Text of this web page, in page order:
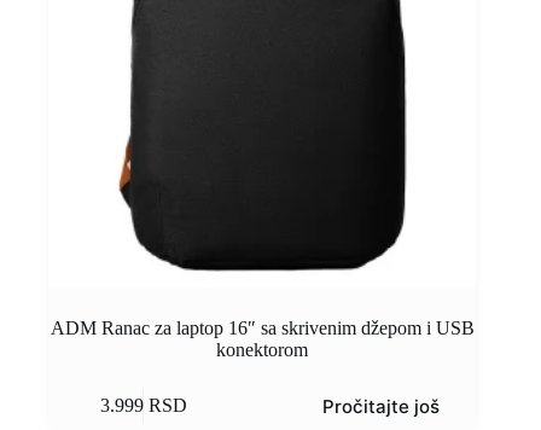
ADM Ranac za laptop 16″ sa skrivenim džepom i USB
konektorom
3.999 RSD Pročitajte još